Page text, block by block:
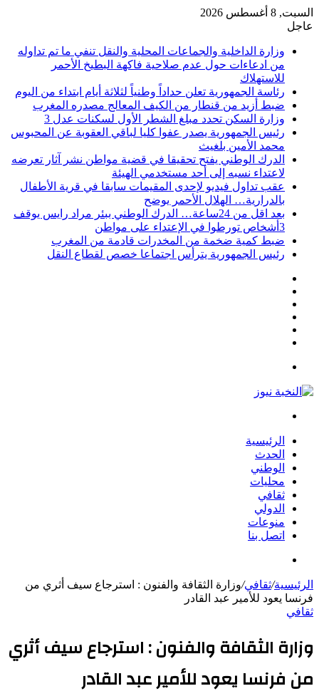
السبت, 8 أغسطس 2026
عاجل
وزارة الداخلية والجماعات المحلية والنقل تنفي ما تم تداوله
من ادعاءات حول عدم صلاحية فاكهة البطيخ الأحمر
للاستهلاك
رئاسة الجمهورية تعلن حداداً وطنياً لثلاثة أيام ابتداء من اليوم
ضبط أزيد من قنطار من الكيف المعالج مصدره المغرب
وزارة السكن تحدد مبلغ الشطر الأول لسكنات عدل 3
رئيس الجمهورية يصدر عفوا كليا لباقي العقوبة عن المحبوس
محمد الأمين بلغيث
الدرك الوطني يفتح تحقيقا في قضية مواطن نشر آثار تعرضه
لاعتداء نسبه إلى أحد مستخدمي الهيئة
عقب تداول فيديو لإحدى المقيمات سابقا في قرية الأطفال
بالدرارية… الهلال الأحمر يوضح
بعد اقل من 24ساعة… الدرك الوطني ببئر مراد رايس يوقف
3أشخاص تورطوا في الإعتداء على مواطن
ضبط كمية ضخمة من المخدرات قادمة من المغرب
رئيس الجمهورية يترأس اجتماعا خصص لقطاع النقل
الرئيسية
الحدث
الوطني
محليات
ثقافي
الدولي
منوعات
اتصل بنا
الرئيسية/ثقافي/وزارة الثقافة والفنون : استرجاع سيف أثري من
فرنسا يعود للأمير عبد القادر
ثقافي
وزارة الثقافة والفنون : استرجاع سيف أثري
من فرنسا يعود للأمير عبد القادر